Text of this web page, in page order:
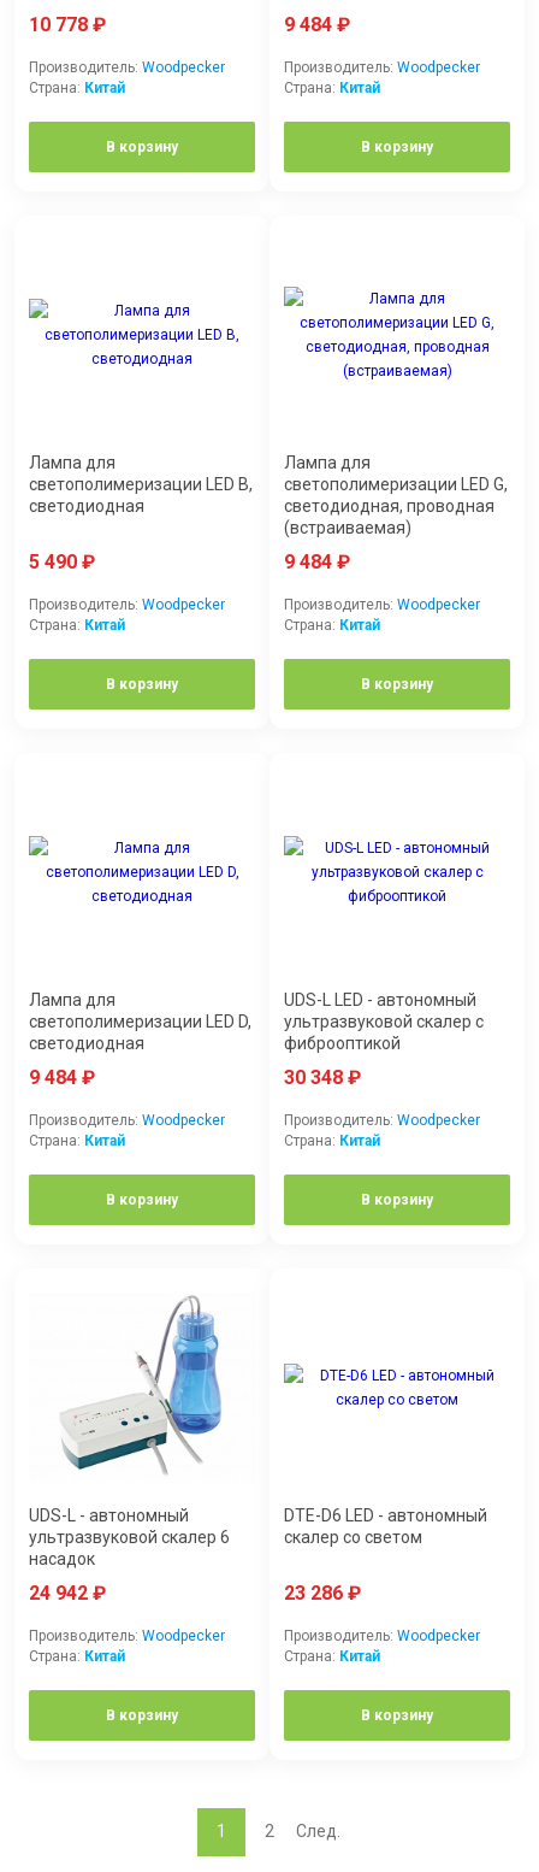
10 778 ₽
Производитель: Woodpecker
Страна: Китай
В корзину
9 484 ₽
Производитель: Woodpecker
Страна: Китай
В корзину
Лампа для
светополимеризации LED B,
светодиодная
5 490 ₽
Производитель: Woodpecker
Страна: Китай
В корзину
Лампа для
светополимеризации LED G,
светодиодная, проводная
(встраиваемая)
9 484 ₽
Производитель: Woodpecker
Страна: Китай
В корзину
Лампа для
светополимеризации LED D,
светодиодная
9 484 ₽
Производитель: Woodpecker
Страна: Китай
В корзину
UDS-L LED - автономный
ультразвуковой скалер с
фиброоптикой
30 348 ₽
Производитель: Woodpecker
Страна: Китай
В корзину
UDS-L - автономный
ультразвуковой скалер 6
насадок
24 942 ₽
Производитель: Woodpecker
Страна: Китай
В корзину
DTE-D6 LED - автономный
скалер со светом
23 286 ₽
Производитель: Woodpecker
Страна: Китай
В корзину
1 2 След.